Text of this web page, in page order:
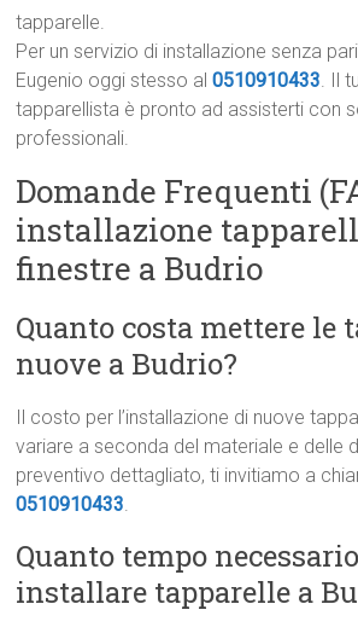
tapparelle.
Per un servizio di installazione senza
Eugenio oggi stesso al0510910433. Il
tapparellista è pronto ad assisterti con
professionali.
Domande Frequenti
installazione
finestre a Budrio
Quanto costa mettere le
nuove a Budrio?
Il costo per l’installazione di nuove
variare a seconda del materiale e delle
preventivo dettagliato, ti invitiamo a
0510910433.
Quanto tempo
installare tapparelle a